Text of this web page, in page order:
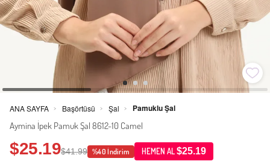
ANA SAYFA > Başörtüsü > Şal > Pamuklu Şal
Aymina İpek Pamuk Şal 8612-10 Camel
$25.19$41.99 %40 İndirim HEMEN AL$25.19